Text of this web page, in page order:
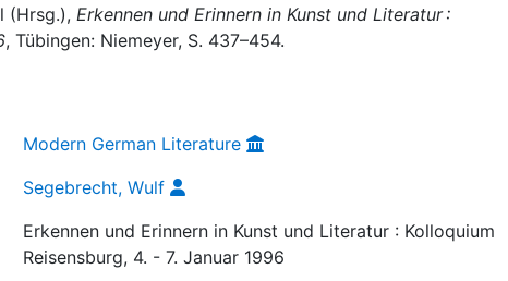
(Hrsg.), Erkennen und Erinnern in Kunst und Literatur :
, Tübingen: Niemeyer, S. 437–454.
Modern German Literature
Segebrecht, Wulf
Erkennen und Erinnern in Kunst und Literatur : Kolloquium
Reisensburg, 4. - 7. Januar 1996